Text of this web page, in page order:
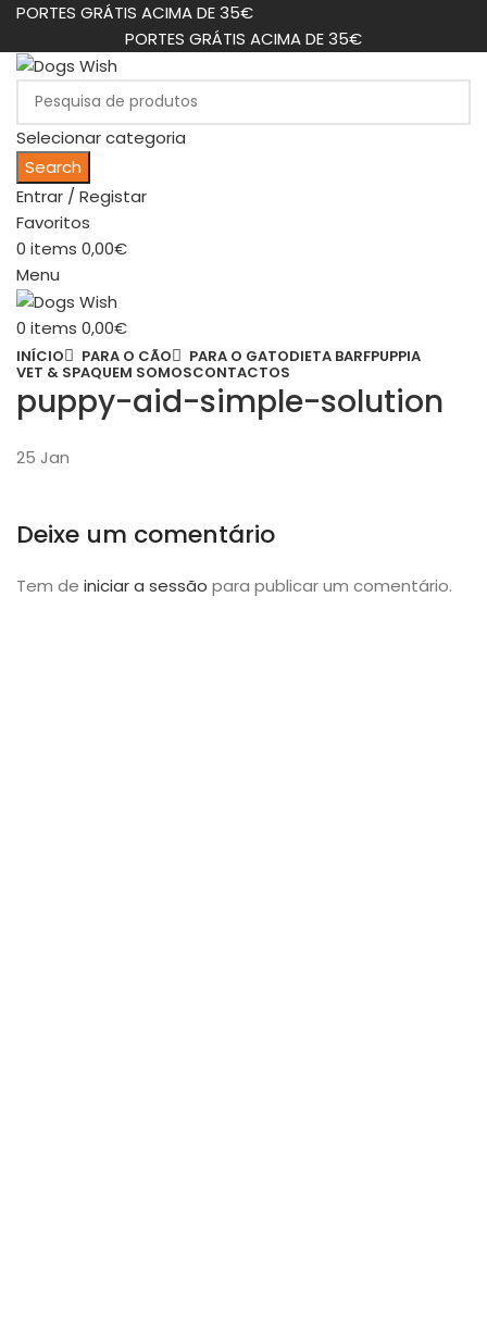
PORTES GRÁTIS ACIMA DE 35€
PORTES GRÁTIS ACIMA DE 35€
Selecionar categoria
Search
Entrar / Registar
Favoritos
0 items 0,00€
Menu
0 items 0,00€
INÍCIO PARA O CÃO PARA O GATODIETA BARFPUPPIA
VET & SPAQUEM SOMOSCONTACTOS
puppy-aid-simple-solution
25 Jan
Deixe um comentário
Tem de iniciar a sessão para publicar um comentário.